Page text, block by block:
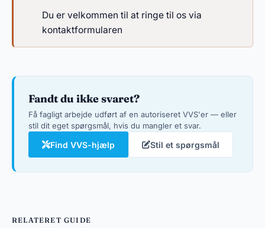
Du er velkommen til at ringe til os via
kontaktformularen
Fandt du ikke svaret?
Få fagligt arbejde udført af en autoriseret VVS'er — eller
stil dit eget spørgsmål, hvis du mangler et svar.
Find VVS-hjælp Stil et spørgsmål
RELATERET GUIDE